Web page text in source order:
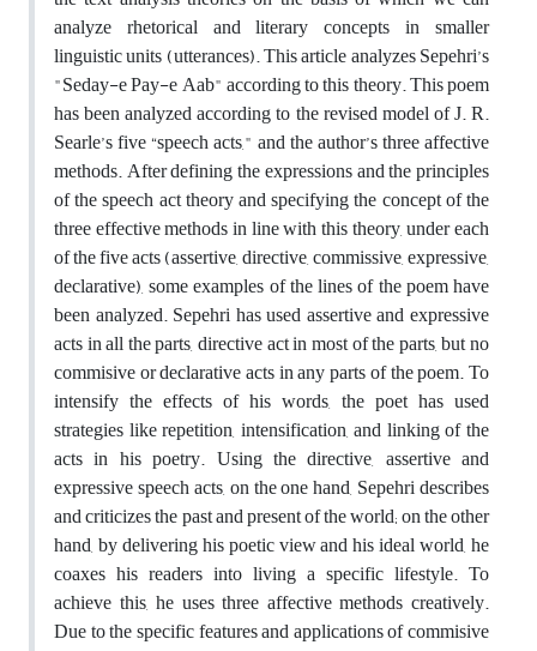
analyze rhetorical and literary concepts in smaller
linguistic units (utterances). This article analyzes Sepehri’s
"Seday-e Pay-e Aab" according to this theory. This poem
has been analyzed according to the revised model of J. R.
Searle’s five “speech acts," and the author’s three affective
methods. After defining the expressions and the principles
of the speech act theory and specifying the concept of the
three effective methods in line with this theory, under each
of the five acts (assertive, directive, commissive, expressive,
declarative), some examples of the lines of the poem have
been analyzed. Sepehri has used assertive and expressive
acts in all the parts, directive act in most of the parts, but no
commisive or declarative acts in any parts of the poem. To
intensify the effects of his words, the poet has used
strategies like repetition, intensification, and linking of the
acts in his poetry. Using the directive, assertive and
expressive speech acts, on the one hand, Sepehri describes
and criticizes the past and present of the world; on the other
hand, by delivering his poetic view and his ideal world, he
coaxes his readers into living a specific lifestyle. To
achieve this, he uses three affective methods creatively.
Due to the specific features and applications of commisive